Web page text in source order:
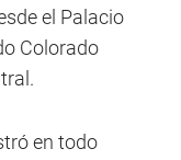
el Palacio
Colorado
en todo